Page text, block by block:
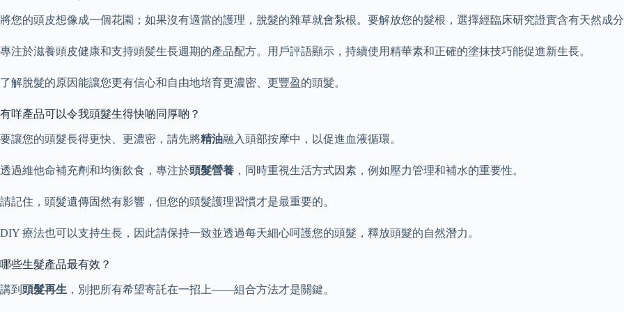
將您的頭皮想像成一個花園；如果沒有適當的護理，脫髮的雜草就會紮根。要解放您的髮根，選擇經臨床研究證實含有天然成分
專注於滋養頭皮健康和支持頭髪生長週期的產品配方。用戶評語顯示，持續使用精華素和正確的塗抹技巧能促進新生長。
了解脫髮的原因能讓您更有信心和自由地培育更濃密、更豐盈的頭髮。
有咩產品可以令我頭髮生得快啲同厚啲？
要讓您的頭髮長得更快、更濃密，請先將精油融入頭部按摩中，以促進血液循環。
透過維他命補充劑和均衡飲食，專注於頭髮營養 ，同時重視生活方式因素，例如壓力管理和補水的重要性。
請記住，頭髮遺傳固然有影響，但您的頭髮護理習慣才是最重要的。
DIY 療法也可以支持生長，因此請保持一致並透過每天細心呵護您的頭髮，釋放頭髮的自然潛力。
哪些生髮產品最有效？
講到 頭髮再生 ，別把所有希望寄託在一招上——組合方法才是關鍵。